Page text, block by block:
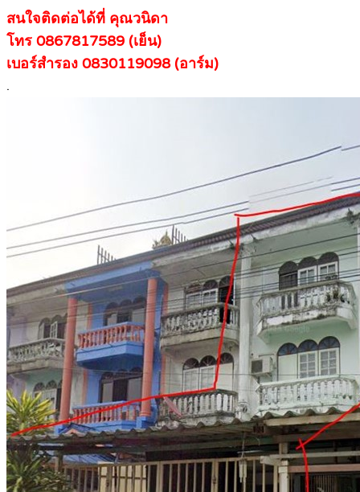
สนใจติดต่อได้ที่ คุณวนิดา
โทร 0867817589 (เย็น)
เบอร์สำรอง 0830119098 (อาร์ม)
.